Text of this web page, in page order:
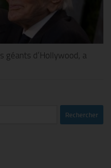
géants d’Hollywood, a